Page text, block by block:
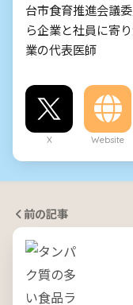
台市食育推進会議
ら企業と社員に寄
業の代表医師
X Website
前の記事